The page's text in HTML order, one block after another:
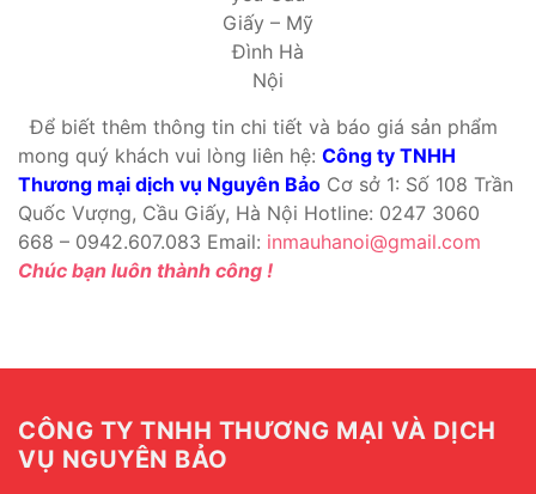
Giấy – Mỹ
Đình Hà
Nội
Để biết thêm thông tin chi tiết và báo giá sản phẩm
mong quý khách vui lòng liên hệ: Công ty TNHH
Thương mại dịch vụ Nguyên Bảo Cơ sở 1: Số 108 Trần
Quốc Vượng, Cầu Giấy, Hà Nội Hotline: 0247 3060
668 – 0942.607.083 Email: inmauhanoi@gmail.com
Chúc bạn luôn thành công !
CÔNG TY TNHH THƯƠNG MẠI VÀ DỊCH
VỤ NGUYÊN BẢO